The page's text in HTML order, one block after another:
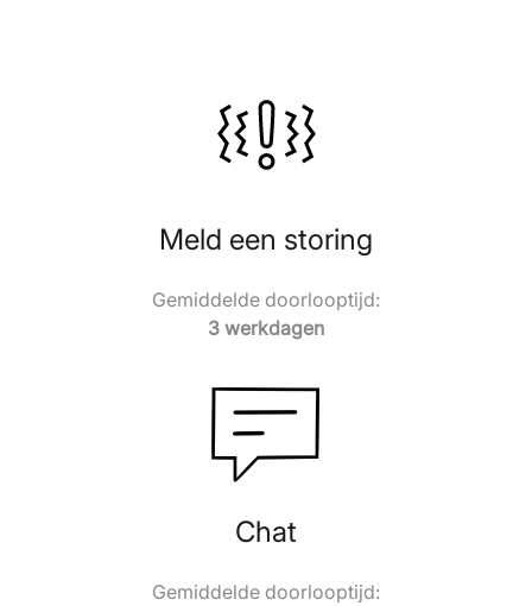
Meld een storing
Gemiddelde doorlooptijd:
3 werkdagen
Chat
Gemiddelde doorlooptijd: